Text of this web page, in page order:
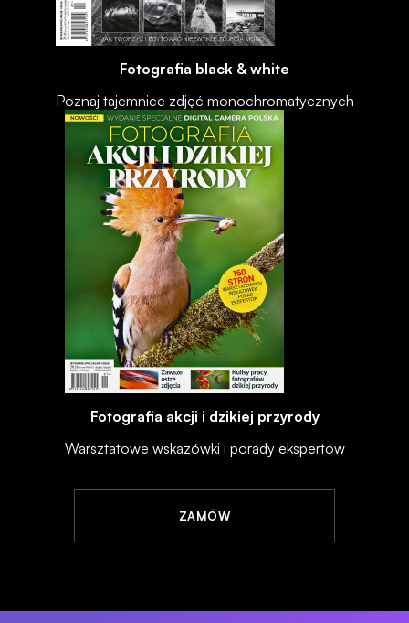
Fotografia black & white
Poznaj tajemnice zdjęć monochromatycznych
Fotografia akcji i dzikiej przyrody
Warsztatowe wskazówki i porady ekspertów
ZAMÓW